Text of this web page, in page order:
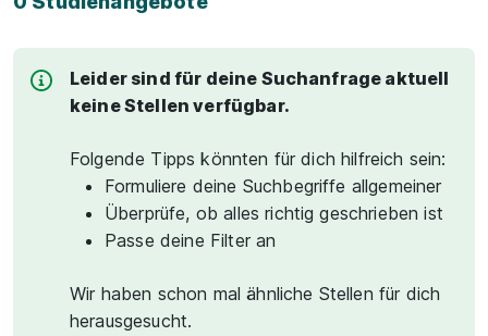
Leider sind für deine Suchanfrage aktuell
keine Stellen verfügbar.
Folgende Tipps könnten für dich hilfreich sein:
Formuliere deine Suchbegriffe allgemeiner
Überprüfe, ob alles richtig geschrieben ist
Passe deine Filter an
Wir haben schon mal ähnliche Stellen für dich
herausgesucht.